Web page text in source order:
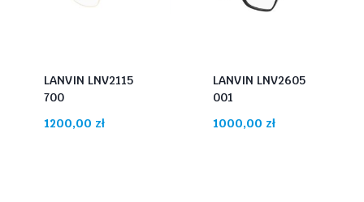
LANVIN LNV2115
700
1200,00 zł
LANVIN LNV2605
001
1000,00 zł